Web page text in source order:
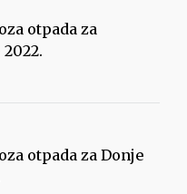
otpada za
otpada za Donje